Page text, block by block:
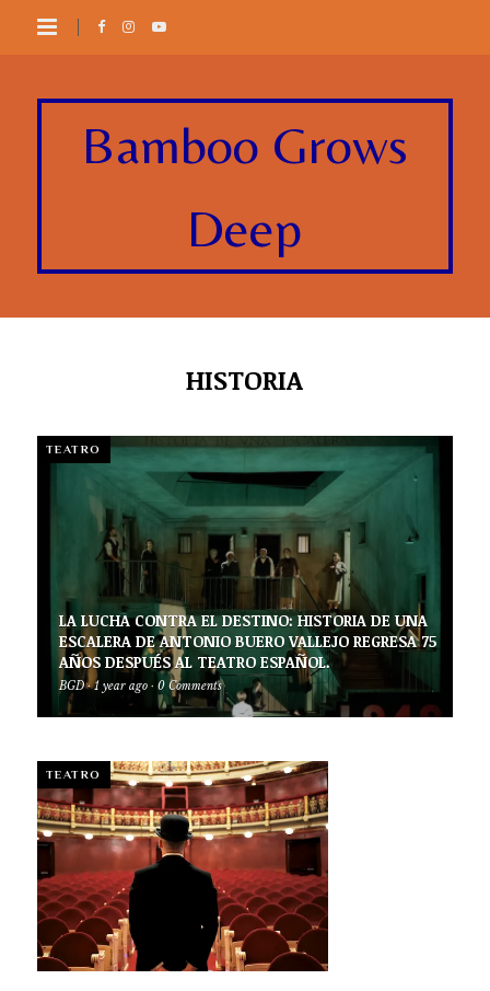
Bamboo Grows
Deep
HISTORIA
TEATRO
LA LUCHA CONTRA EL DESTINO: HISTORIA DE UNA
ESCALERA DE ANTONIO BUERO VALLEJO REGRESA 75
AÑOS DESPUÉS AL TEATRO ESPAÑOL.
BGD · 1 year ago · 0 Comments
TEATRO